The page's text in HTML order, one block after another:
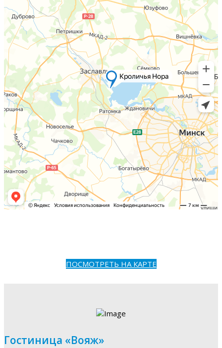
ПОСМОТРЕТЬ НА КАРТЕ
Гостиница «Вояж»